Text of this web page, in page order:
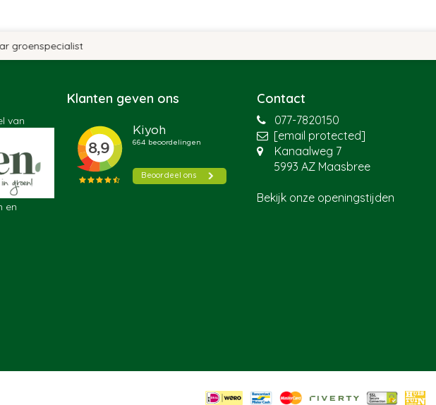
groenspecialist
van
en
Klanten geven ons Contact
077-7820150
[email protected]
Kanaalweg 7
5993 AZ Maasbree
Bekijk onze openingstijden